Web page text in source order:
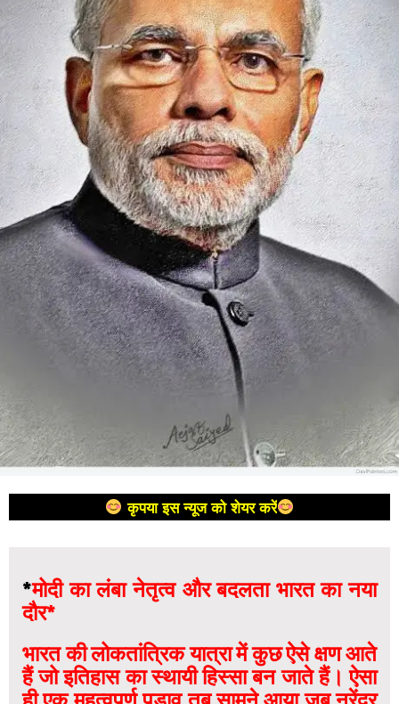
कृपया इस न्यूज को शेयर करें
*मोदी का लंबा नेतृत्व और बदलता भारत का नया
दौर*
भारत की लोकतांत्रिक यात्रा में कुछ ऐसे क्षण आते
हैं जो इतिहास का स्थायी हिस्सा बन जाते हैं। ऐसा